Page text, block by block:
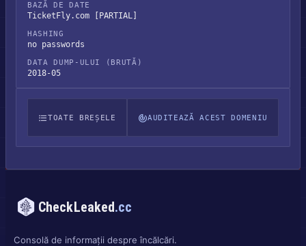
BAZĂ DE DATE
TicketFly.com [PARTIAL]
HASHING
no passwords
DATA DUMP-ULUI (BRUTĂ)
2018-05
TOATE BREȘELE AUDITEAZĂ ACEST DOMENIU
CheckLeaked.cc
Consolă de informații despre încălcări.